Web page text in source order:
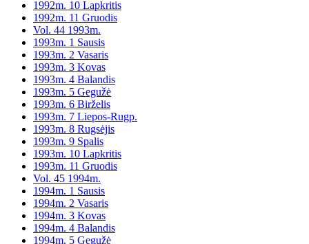
1992m. 10 Lapkritis
1992m. 11 Gruodis
Vol. 44 1993m.
1993m. 1 Sausis
1993m. 2 Vasaris
1993m. 3 Kovas
1993m. 4 Balandis
1993m. 5 Gegužė
1993m. 6 Birželis
1993m. 7 Liepos-Rugp.
1993m. 8 Rugsėjis
1993m. 9 Spalis
1993m. 10 Lapkritis
1993m. 11 Gruodis
Vol. 45 1994m.
1994m. 1 Sausis
1994m. 2 Vasaris
1994m. 3 Kovas
1994m. 4 Balandis
1994m. 5 Gegužė